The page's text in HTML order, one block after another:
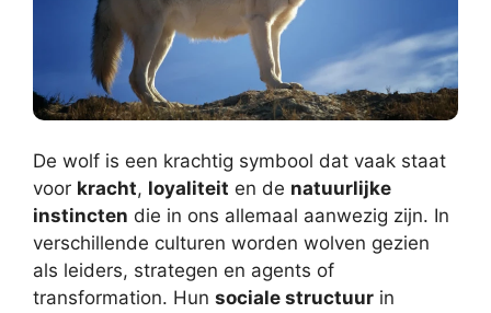
De wolf is een krachtig symbool dat vaak staat
voor kracht, loyaliteit en de natuurlijke
instincten die in ons allemaal aanwezig zijn. In
verschillende culturen worden wolven gezien
als leiders, strategen en agents of
transformation. Hun sociale structuur in